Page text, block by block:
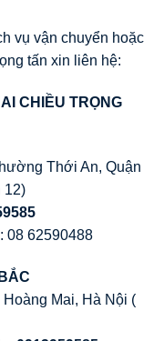
vụ vận chuyển hoặc
tấn xin liên hệ:
CHI ỀU TRỌNG
Thới An, Quận
12)
08 62590488
ẮC
Mai, Hà Nội (